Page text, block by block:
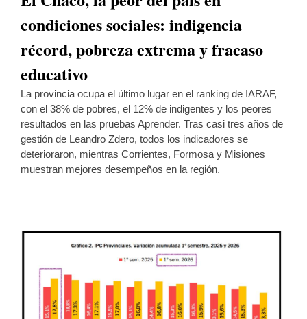
condiciones sociales: indigencia
récord, pobreza extrema y fracaso
educativo
La provincia ocupa el último lugar en el ranking de IARAF,
con el 38% de pobres, el 12% de indigentes y los peores
resultados en las pruebas Aprender. Tras casi tres años de
gestión de Leandro Zdero, todos los indicadores se
deterioraron, mientras Corrientes, Formosa y Misiones
muestran mejores desempeños en la región.